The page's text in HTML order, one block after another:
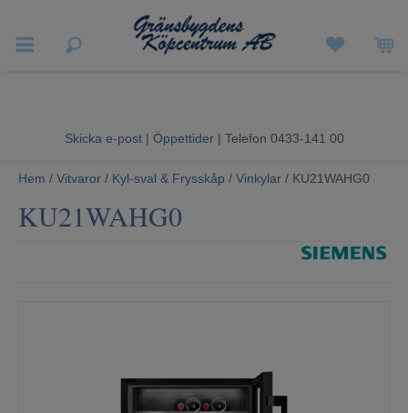
Sommarrea
Vitvaror
Hushållsapparater
Skicka e-post | Öppettider| Telefon 0433-141 00
Hem / Vitvaror / Kyl-sval & Frysskåp / Vinkylar / KU21WAHG0
KU21WAHG0